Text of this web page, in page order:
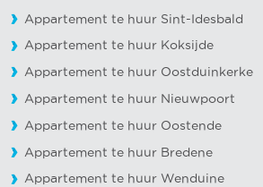
Appartement te huur Sint-Idesbald
Appartement te huur Koksijde
Appartement te huur Oostduinkerke
Appartement te huur Nieuwpoort
Appartement te huur Oostende
Appartement te huur Bredene
Appartement te huur Wenduine